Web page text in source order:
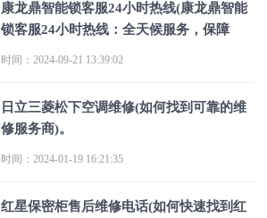
康龙鼎智能锁客服24小时热线(康龙鼎智能
锁客服24小时热线：全天候服务，保障
时间：2024-09-21 13:39:02
日立三菱松下空调维修(如何找到可靠的维
修服务商)。
时间：2024-01-19 16:21:35
红星保密柜售后维修电话(如何快速找到红